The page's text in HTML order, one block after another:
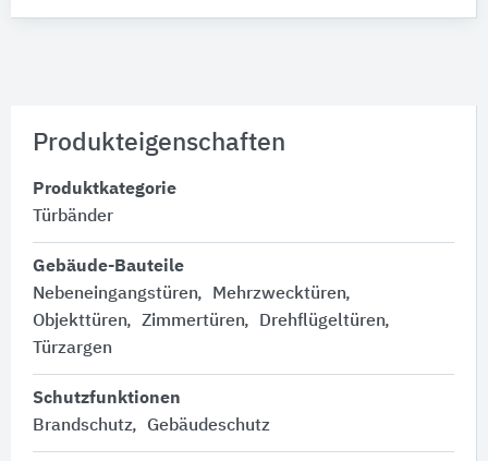
Produkteigenschaften
Produktkategorie
Türbänder
Gebäude-Bauteile
Nebeneingangstüren
Mehrzwecktüren
Objekttüren
Zimmertüren
Drehflügeltüren
Türzargen
Schutzfunktionen
Brandschutz
Gebäudeschutz